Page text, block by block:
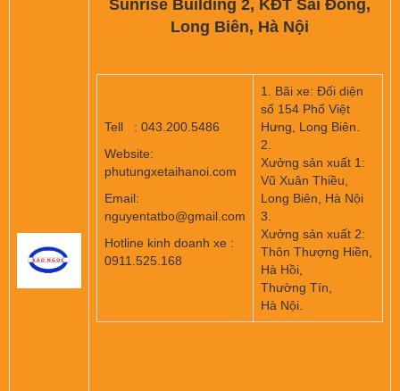
Sunrise Building 2, KĐT Sài Đồng,
Long Biên, Hà Nội
Tell : 043.200.5486
Website:
phutungxetaihanoi.com
Email:
nguyentatbo@gmail.com
Hotline kinh doanh xe :
0911.525.168
1. Bãi xe: Đối diện
số 154 Phố Việt
Hưng, Long Biên.
2.
Xưởng sản xuất 1:
Vũ Xuân Thiều,
Long Biên, Hà Nội
3.
Xưởng sản xuất 2:
Thôn Thượng Hiền,
Hà Hồi,
Thường Tín,
Hà Nội.